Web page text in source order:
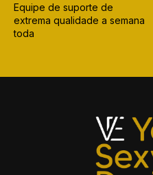
Equipe de suporte de
extrema qualidade a semana
toda